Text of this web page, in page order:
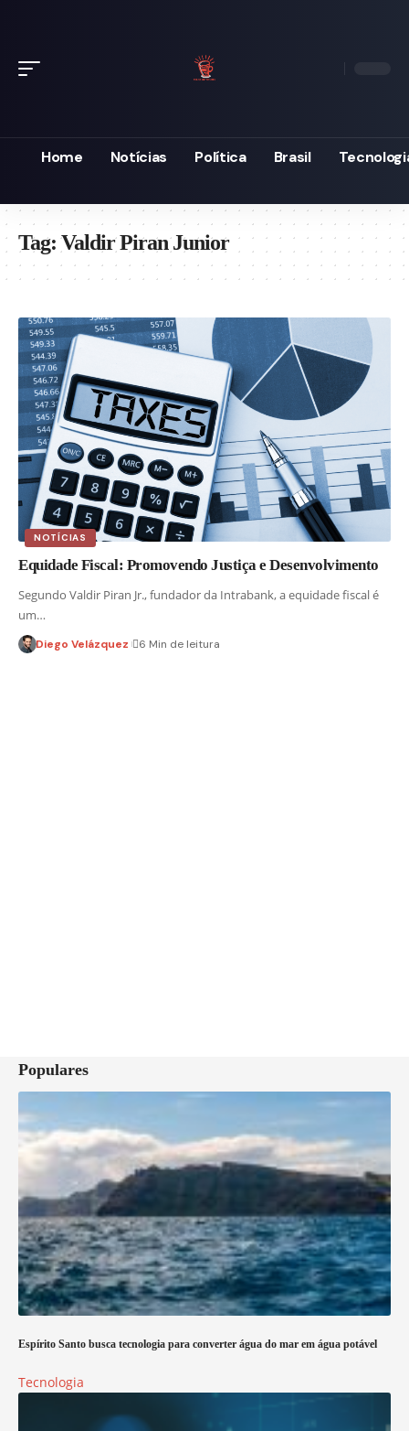
Home Notícias Política Brasil
Tag:Valdir Piran Junior
NOTÍCIAS
Equidade Fiscal: Promovendo Justiça e Desenvolvimento
Segundo Valdir Piran Jr., fundador da Intrabank, a equidade fiscal é
um…
Diego Velázquez 6 Min de leitura
Populares
Espírito Santo busca tecnologia para converter água do mar em água potável
Tecnologia